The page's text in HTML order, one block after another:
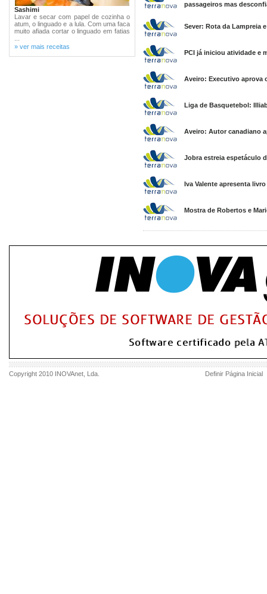
Sashimi
Lavar e secar com papel de cozinha o
atum, o linguado e a lula. Com uma faca
muito afiada cortar o linguado em fatias
» ver mais receitas
passageiros mas
Sever: Rota da Lampreia
PCI já iniciou atividade e
Aveiro: Executivo aprova
Liga de Basquetebol:
Aveiro: Autor canadiano
Jobra estreia espetáculo
Iva Valente apresenta
Mostra de Robertos e
Copyright 2010 INOVAnet , Lda. Definir Página Inicial